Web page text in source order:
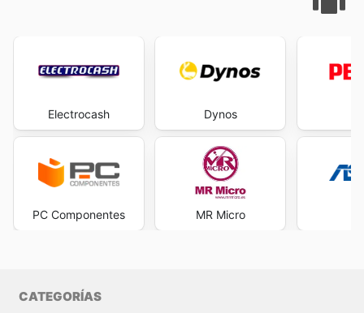
Electrocash
PC Componentes
Dynos
MR Micro
CATEGORÍAS